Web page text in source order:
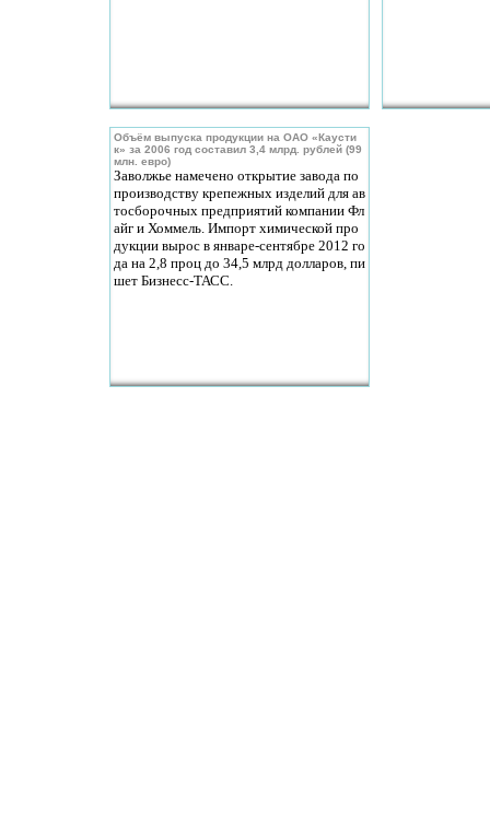
Объём выпуска продукции на ОАО «Каусти
к» за 2006 год составил 3,4 млрд. рублей (99
млн. евро)
Заволжье намечено открытие завода по
производству крепежных изделий для ав
тосборочных предприятий компании Фл
айг и Хоммель. Импорт химической про
дукции вырос в январе-сентябре 2012 го
да на 2,8 проц до 34,5 млрд долларов, пи
шет Бизнесс-ТАСС.